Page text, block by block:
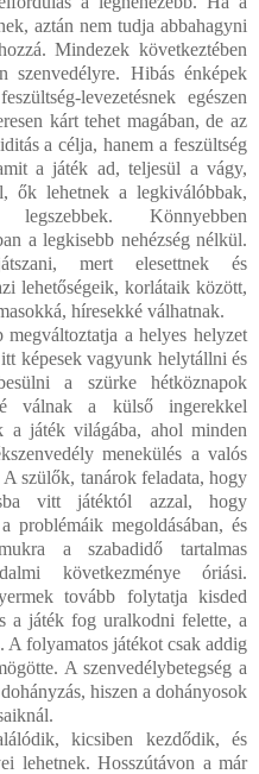
aztán nem tudja abbahagyni
Mindezek következtében
szenvedélyre. Hibás énképek
levezetésnek egészen
kárt tehet magában, de az
a célja, hanem a feszültség
a játék ad, teljesül a vágy,
ők lehetnek a legkiválóbbak,
legszebbek. Könnyebben
a legkisebb nehézség nélkül.
mert elesettnek és
lehetőségeik, korlátaik között,
híresekké válhatnak.
a helyes helyzet
képesek vagyunk helytállni és
a szürke hétköznapok
válnak a külső ingerekkel
a játék világába, ahol minden
menekülés a valós
szülők, tanárok feladata, hogy
vitt játéktól azzal, hogy
problémáik megoldásában, és
a szabadidő tartalmas
következménye óriási.
tovább folytatja kisded
a játék fog uralkodni felette, a
A folyamatos játékot csak addig
A szenvedélybetegség a
hiszen a dohányosok
kicsiben kezdődik, és
lehetnek. Hosszútávon a már